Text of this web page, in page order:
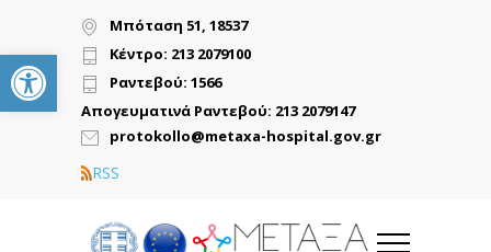
Ανοίξτε τη γραμμή εργαλείων
Μπόταση 51, 18537
Κέντρο: 213 2079100
Ραντεβού: 1566
Απογευματινά Ραντεβού: 213 2079147
protokollo@metaxa-hospital.gov.gr
RSS